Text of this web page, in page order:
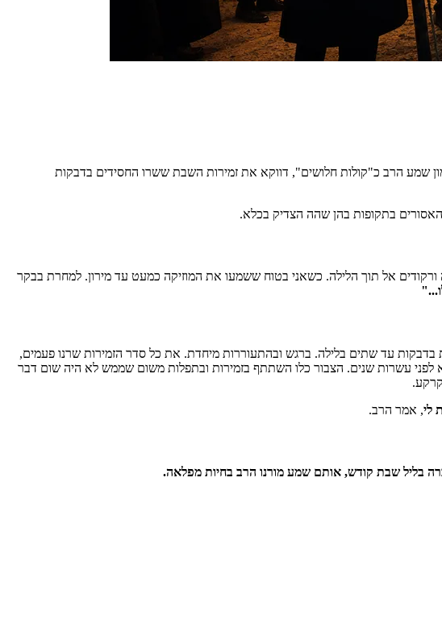
שמע הרב כ"קולות חלושים", דווקא את זמירות השבת ששרו החסידים בדבקות
בתקופות בהן שהה הצדיק בכלא.
אל תוך הלילה. כשאני בטוח ששמעו את המוזיקה כמעט עד מירון. למחרת בבקר
עד שתים בלילה. ברגש ובהתעוררות מיחדת. את כל סדר הזמירות שרנו פעמים,
עשרות שנים. הצבור כלו השתתף בזמירות ובתפלות משום שממש לא היה שום דבר
לי, אמר הרב.
בליל שבת קודש, אותם שמע מורנו הרב בחיות מפלאה.